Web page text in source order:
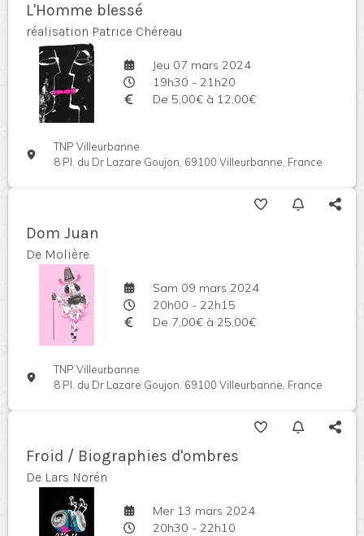
L'Homme blessé
réalisation Patrice Chéreau
Jeu 07 mars 2024
19h30 - 21h20
De 5,00€ à 12,00€
TNP Villeurbanne
8 Pl. du Dr Lazare Goujon, 69100 Villeurbanne, France
Dom Juan
De Molière
Sam 09 mars 2024
20h00 - 22h15
De 7,00€ à 25,00€
TNP Villeurbanne
8 Pl. du Dr Lazare Goujon, 69100 Villeurbanne, France
Froid / Biographies d'ombres
De Lars Norén
Mer 13 mars 2024
20h30 - 22h10